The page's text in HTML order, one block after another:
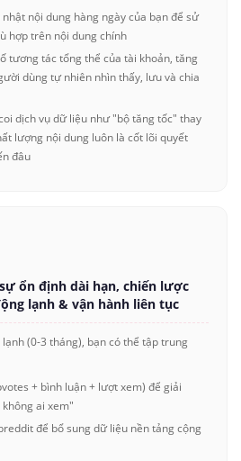
nội dung hàng ngày của bạn để sử
hợp trên nội dung chính
tương tác tổng thể của tài khoản, tăng
dùng tự nhiên nhìn thấy, lưu và chia
dịch vụ dữ liệu như "bộ tăng tốc" thay
lượng nội dung luôn là cốt lõi quyết
đâu
ổn định dài hạn, chiến lược
lạnh & vận hành liên tục
(0-3 tháng), bạn có thể tập trung
+ bình luận + lượt xem) để giải
ai xem"
để bổ sung dữ liệu nền tảng cộng